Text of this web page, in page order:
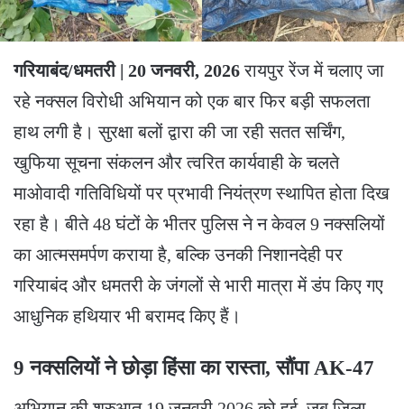
गरियाबंद/धमतरी | 20 जनवरी, 2026रायपुर रेंज में चलाए जा
रहे नक्सल विरोधी अभियान को एक बार फिर बड़ी सफलता
हाथ लगी है। सुरक्षा बलों द्वारा की जा रही सतत सर्चिंग,
खुफिया सूचना संकलन और त्वरित कार्यवाही के चलते
माओवादी गतिविधियों पर प्रभावी नियंत्रण स्थापित होता दिख
रहा है। बीते 48 घंटों के भीतर पुलिस ने न केवल 9 नक्सलियों
का आत्मसमर्पण कराया है, बल्कि उनकी निशानदेही पर
गरियाबंद और धमतरी के जंगलों से भारी मात्रा में डंप किए गए
आधुनिक हथियार भी बरामद किए हैं।
9 नक्सलियों ने छोड़ा हिंसा का रास्ता, सौंपा AK-47